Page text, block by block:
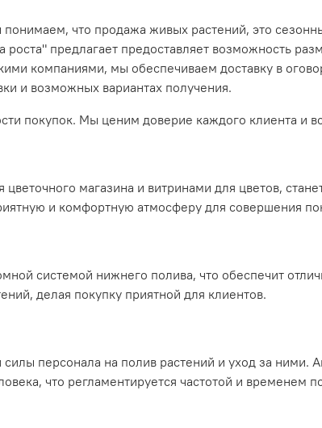
что продажа живых растений, это
предлагает предоставляет возможность
компаниями, мы обеспечиваем доставку в
и возможных вариантах получения.
покупок. Мы ценим доверие каждого клиента и
магазина и витринами для цветов,
и комфортную атмосферу для совершения
системой нижнего полива, что обеспечит
делая покупку приятной для клиентов.
персонала на полив растений и уход за ними.
что регламентируется частотой и временем